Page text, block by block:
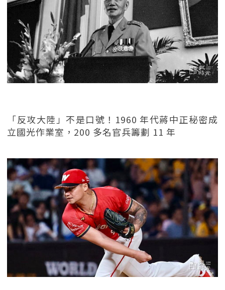
「反攻大陸」不是口號！1960 年代蔣中正秘密成
立國光作業室，200 多名官兵籌劃 11 年